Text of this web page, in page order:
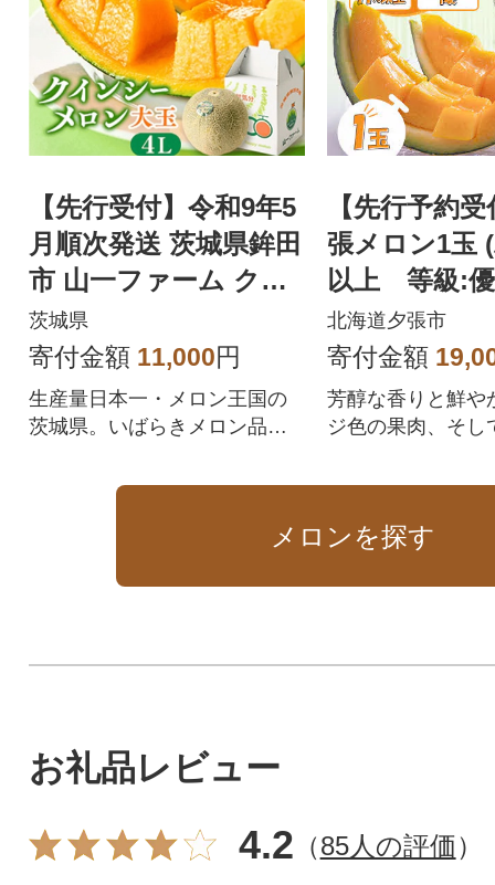
【先行受付】令和9年5
月順次発送 茨城県鉾田
市 山一ファーム クイ
ンシーメロン 大玉4L
～5L・1玉
茨城県
寄付金額 11,000円
生産量日本一・メロン王国の
茨城県。いばらきメロン品評
ールド)を受賞!
【先行予約
張メロン1玉
以上 等級:
北海道夕張市
寄付金額
芳醇な香りと鮮や
ジ色の果肉、そし
楽しみください。
メロンを探す
お礼品レビュー
4.2 （85人の評価）